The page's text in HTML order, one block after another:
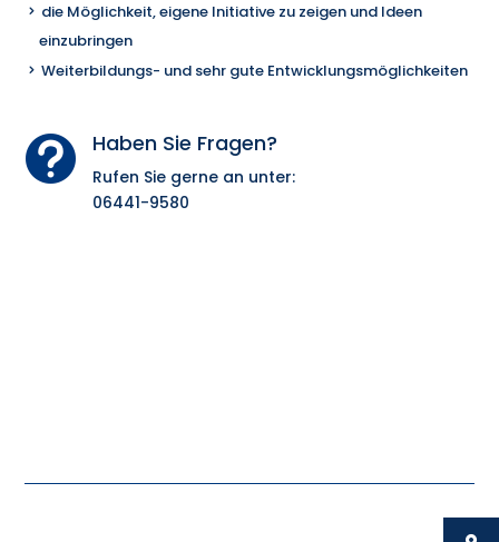
die Möglichkeit, eigene Initiative zu zeigen und Ideen
einzubringen
Weiterbildungs- und sehr gute Entwicklungsmöglichkeiten
 Haben Sie Fragen?
Rufen Sie gerne an unter:
06441-9580